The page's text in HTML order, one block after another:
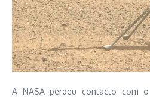
A NASA perdeu contacto com